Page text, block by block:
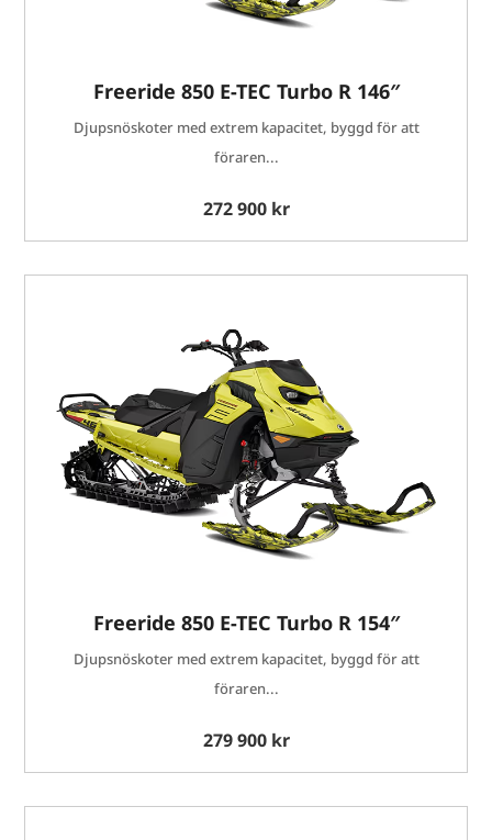
Freeride 850 E-TEC Turbo R 146″
Djupsnöskoter med extrem kapacitet, byggd för att
föraren...
272 900 kr
Freeride 850 E-TEC Turbo R 154″
Djupsnöskoter med extrem kapacitet, byggd för att
föraren...
279 900 kr